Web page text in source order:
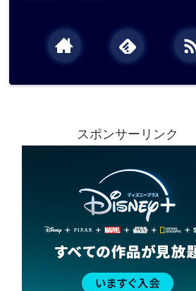
スポンサーリンク